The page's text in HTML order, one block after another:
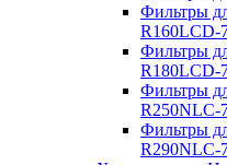
Фильтры
R160LCD-
Фильтры
R180LCD-
Фильтры
R250NLC-
Фильтры
R290NLC-